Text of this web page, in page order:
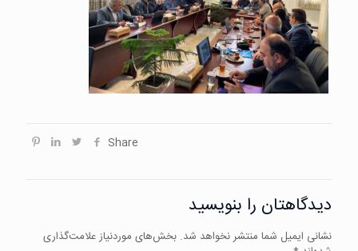
Share
دیدگاهتان را بنویسید
نشانی ایمیل شما منتشر نخواهد شد. بخش‌های موردنیاز علامت‌گذاری